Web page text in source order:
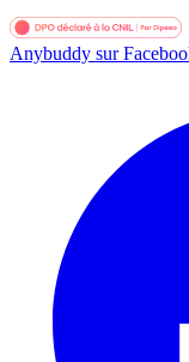
Anybuddy sur